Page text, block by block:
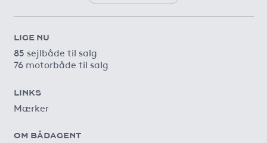
LIGE NU
85 sejlbåde til salg
76 motorbåde til salg
LINKS
Mærker
OM BÅDAGENT